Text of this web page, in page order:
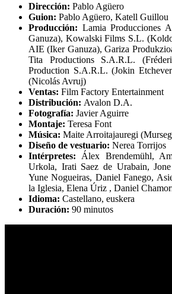
Dirección: Pablo Agüero
Guion: Pablo Agüero, Katell Guillou
Producción: Lamia Producciones
Ganuza), Kowalski Films S.L.
AIE (Iker Ganuza), Gariza
Tita Productions S.A.R.L.
Production S.A.R.L. (Jokin
(Nicolás Avruj)
Ventas: Film Factory Entertainment
Distribución: Avalon D.A.
Fotografía: Javier Aguirre
Montaje: Teresa Font
Música: Maite Arroitajauregi
Diseño de vestuario: Nerea Torrijos
Intérpretes: Álex Brendemühl,
Urkola, Irati Saez de Urabain,
Yune Nogueiras, Daniel Fanego,
la Iglesia, Elena Úriz , Daniel
Idioma: Castellano, euskera
Duración: 90 minutos